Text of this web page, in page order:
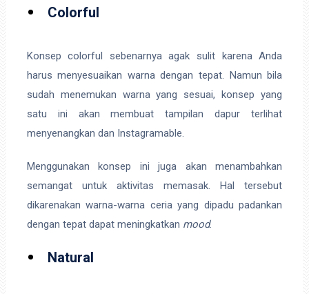
Colorful
Konsep colorful sebenarnya agak sulit karena Anda
harus menyesuaikan warna dengan tepat. Namun bila
sudah menemukan warna yang sesuai, konsep yang
satu ini akan membuat tampilan dapur terlihat
menyenangkan dan Instagramable.
Menggunakan konsep ini juga akan menambahkan
semangat untuk aktivitas memasak. Hal tersebut
dikarenakan warna-warna ceria yang dipadu padankan
dengan tepat dapat meningkatkan mood.
Natural